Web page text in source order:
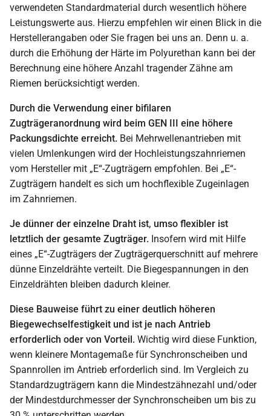
verwendeten Standardmaterial durch wesentlich höhere
Leistungswerte aus. Hierzu empfehlen wir einen Blick in die
Herstellerangaben oder Sie fragen bei uns an. Denn u. a.
durch die Erhöhung der Härte im Polyurethan kann bei der
Berechnung eine höhere Anzahl tragender Zähne am
Riemen berücksichtigt werden.
Durch die Verwendung einer bifilaren
Zugträgeranordnung wird beim GEN III eine höhere
Packungsdichte erreicht. Bei Mehrwellenantrieben mit
vielen Umlenkungen wird der Hochleistungszahnriemen
vom Hersteller mit „E“-Zugträgern empfohlen. Bei „E“-
Zugträgern handelt es sich um hochflexible Zugeinlagen
im Zahnriemen.
Je dünner der einzelne Draht ist, umso flexibler ist
letztlich der gesamte Zugträger. Insofern wird mit Hilfe
eines „E“-Zugträgers der Zugträgerquerschnitt auf mehrere
dünne Einzeldrähte verteilt. Die Biegespannungen in den
Einzeldrähten bleiben dadurch kleiner.
Diese Bauweise führt zu einer deutlich höheren
Biegewechselfestigkeit und ist je nach Antrieb
erforderlich oder von Vorteil. Wichtig wird diese Funktion,
wenn kleinere Montagemaße für Synchronscheiben und
Spannrollen im Antrieb erforderlich sind. Im Vergleich zu
Standardzugträgern kann die Mindestzähnezahl und/oder
der Mindestdurchmesser der Synchronscheiben um bis zu